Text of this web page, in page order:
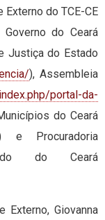
do TCE-CE
do Ceará
Justiça do Estado
), Assembleia
index.php/portal-da-
do Ceará
e Procuradoria
do Ceará
Externo, Giovanna